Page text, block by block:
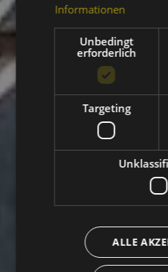
Informationen
Unbedingt
erforderlich
Targeting
ALLE